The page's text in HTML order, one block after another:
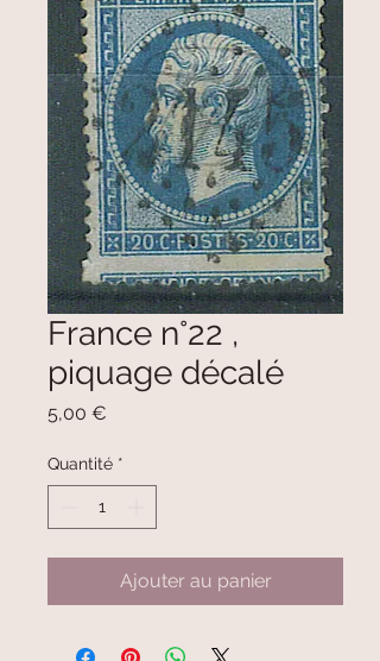
France n°22 ,
piquage décalé
5,00 €
Quantité *
Ajouter au panier